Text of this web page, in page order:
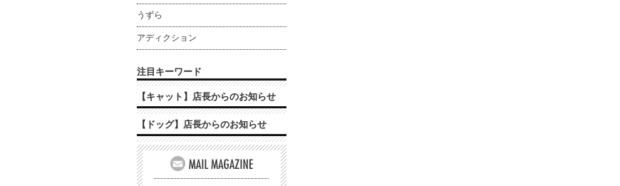
うずら
アディクション
注目キーワード
【キャット】店長からのお知らせ
【ドッグ】店長からのお知らせ